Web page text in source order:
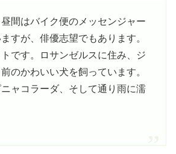
間はバイク便のメッセンジャー
すが、俳優志望でもあります。
です。ロサンゼルスに住み、ジ
のかわいい犬を飼っています。
ャコラーダ、そして通り雨に濡